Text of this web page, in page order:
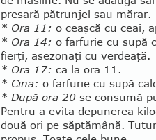
presară pătrunjel sau mărar.
* Ora 11: o ceaşcă cu ceai,
* Ora 14: o farfurie cu supă
fierţi, asezonaţi cu ver­deaţă.
* Ora 17: ca la ora 11.
* Cina: o farfurie cu supă
* După ora 20 se consumă
Pentru a evita de­pu­nerea
două ori pe săptămână.